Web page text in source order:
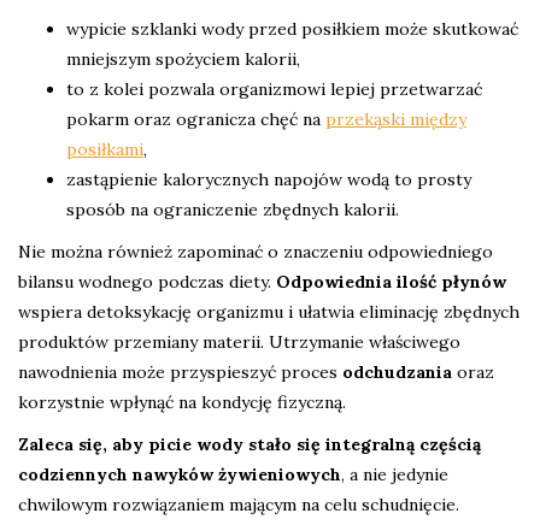
wypicie szklanki wody przed posiłkiem może skutkować
mniejszym spożyciem kalorii,
to z kolei pozwala organizmowi lepiej przetwarzać
pokarm oraz ogranicza chęć na przekąski między
posiłkami,
zastąpienie kalorycznych napojów wodą to prosty
sposób na ograniczenie zbędnych kalorii.
Nie można również zapominać o znaczeniu odpowiedniego
bilansu wodnego podczas diety. Odpowiednia ilość płynów
wspiera detoksykację organizmu i ułatwia eliminację zbędnych
produktów przemiany materii. Utrzymanie właściwego
nawodnienia może przyspieszyć proces odchudzania oraz
korzystnie wpłynąć na kondycję fizyczną.
Zaleca się, aby picie wody stało się integralną częścią
codziennych nawyków żywieniowych, a nie jedynie
chwilowym rozwiązaniem mającym na celu schudnięcie.